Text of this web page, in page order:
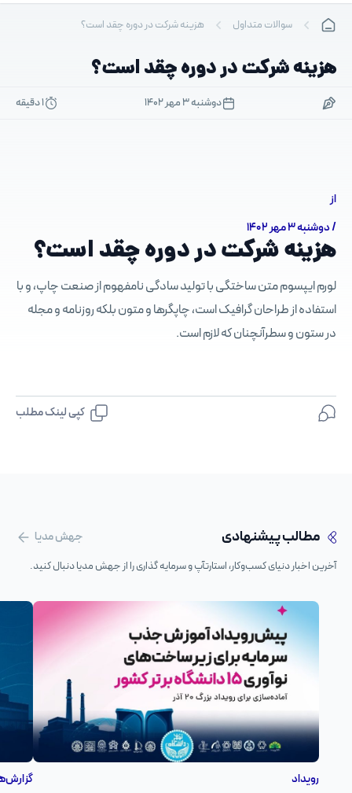
محتوا
سوالات متداول هزینه شرکت در دوره چقد است؟
هزینه شرکت در دوره چقد است؟
دوشنبه ۳ مهر ۱۴۰۲ 1 دقیقه
هزینه شرکت در دوره چقد است؟
از
/دوشنبه ۳ مهر ۱۴۰۲
لورم ایپسوم متن ساختگی با تولید سادگی نامفهوم از صنعت چاپ، و با
استفاده از طراحان گرافیک است، چاپگرها و متون بلکه روزنامه و مجله
در ستون و سطرآنچنان که لازم است.
کپی لینک مطلب
مطالب پیشنهادی
آخرین اخبار دنیای کسب‌وکار، استارتآپ و سرمایه گذاری را از جهش مدیا دنبال کنید.
جهش مدیا
رویداد